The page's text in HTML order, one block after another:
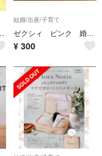
リジナル婚姻届 他
結婚/出産/子育て
ゼクシィ ピンク 婚姻届 2枚セット
¥ 300